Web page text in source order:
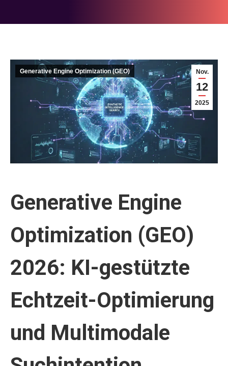
Nov.
12
2025
Generative Engine Optimization (GEO)
Generative Engine
Optimization (GEO)
2026: KI-gestützte
Echtzeit-Optimierung
und Multimodale